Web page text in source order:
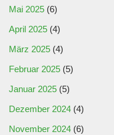
Mai 2025 (6)
April 2025 (4)
März 2025 (4)
Februar 2025 (5)
Januar 2025 (5)
Dezember 2024 (4)
November 2024 (6)